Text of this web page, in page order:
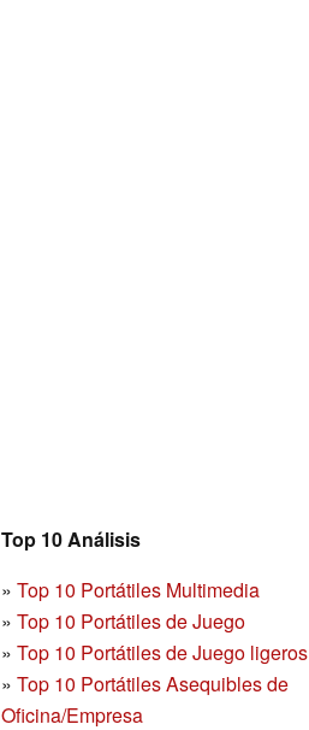
Top 10 Análisis
» Top 10 Portátiles Multimedia
» Top 10 Portátiles de Juego
» Top 10 Portátiles de Juego ligeros
» Top 10 Portátiles Asequibles de
Oficina/Empresa